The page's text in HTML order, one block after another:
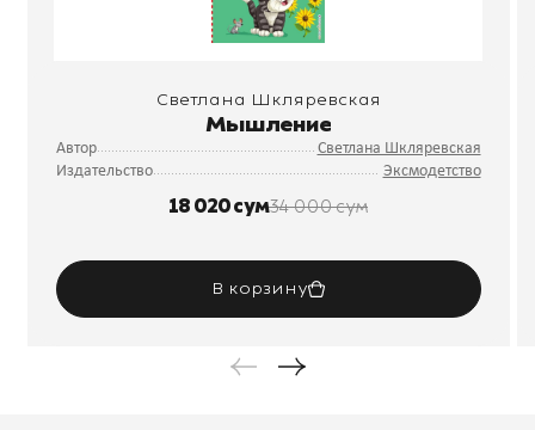
Светлана Шкляревская
Мышление
Автор
Светлана Шкляревская
Издательство
Эксмодетство
18 020 сум34 000 сум
В корзину